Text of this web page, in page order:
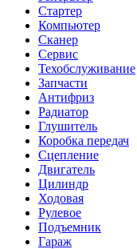
Стартер
Компьютер
Сканер
Сервис
Техобслуживание
Запчасти
Антифриз
Радиатор
Глушитель
Коробка передач
Сцепление
Двигатель
Цилиндр
Ходовая
Рулевое
Подъемник
Гараж